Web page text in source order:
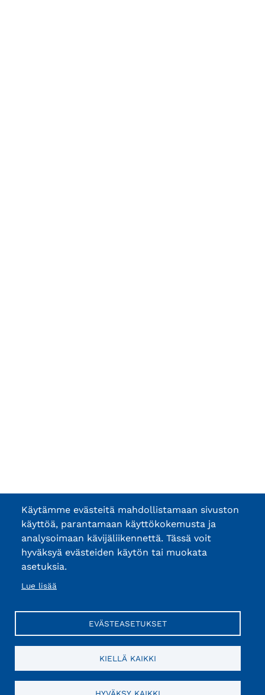
Käytämme evästeitä mahdollistamaan sivuston
käyttöä, parantamaan käyttökokemusta ja
analysoimaan kävijäliikennettä. Tässä voit
hyväksyä evästeiden käytön tai muokata
asetuksia.
Lue lisää
EVÄSTEASETUKSET
KIELLÄ KAIKKI
HYVÄKSY KAIKKI